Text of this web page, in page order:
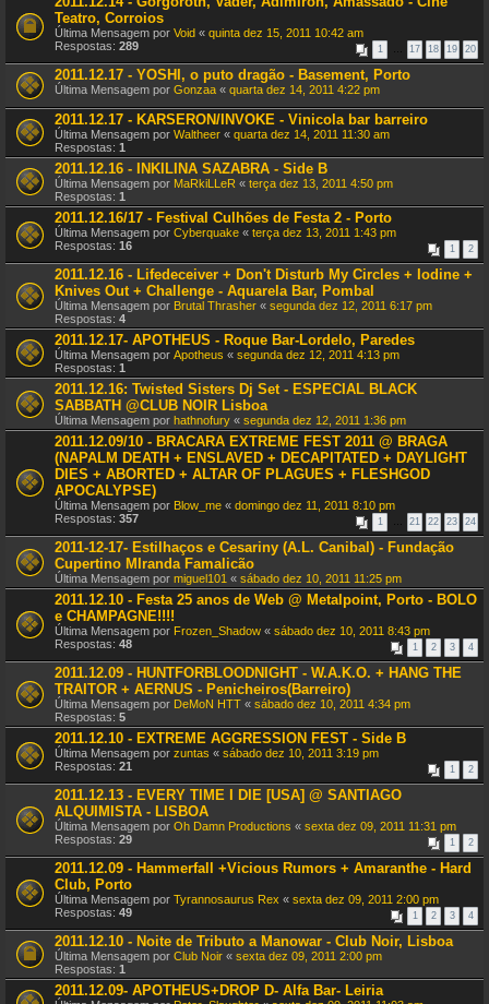
Teatro, Corroios
Última Mensagem por Void « quinta dez 15, 2011 10:42 am
Respostas: 289 1 … 17 18 19 20
2011.12.17 - YOSHI, o puto dragão - Basement, Porto
Última Mensagem por Gonzaa « quarta dez 14, 2011 4:22 pm
2011.12.17 - KARSERON/INVOKE - Vinicola bar barreiro
Última Mensagem por Waltheer « quarta dez 14, 2011 11:30 am
Respostas: 1
2011.12.16 - INKILINA SAZABRA - Side B
Última Mensagem por MaRkiLLeR « terça dez 13, 2011 4:50 pm
Respostas: 1
2011.12.16/17 - Festival Culhões de Festa 2 - Porto
Última Mensagem por Cyberquake « terça dez 13, 2011 1:43 pm
Respostas: 16 1 2
2011.12.16 - Lifedeceiver + Don't Disturb My Circles + Iodine +
Knives Out + Challenge - Aquarela Bar, Pombal
Última Mensagem por Brutal Thrasher « segunda dez 12, 2011 6:17 pm
Respostas: 4
2011.12.17- APOTHEUS - Roque Bar-Lordelo, Paredes
Última Mensagem por Apotheus « segunda dez 12, 2011 4:13 pm
Respostas: 1
2011.12.16: Twisted Sisters Dj Set - ESPECIAL BLACK
SABBATH @CLUB NOIR Lisboa
Última Mensagem por hathnofury « segunda dez 12, 2011 1:36 pm
2011.12.09/10 - BRACARA EXTREME FEST 2011 @ BRAGA
(NAPALM DEATH + ENSLAVED + DECAPITATED + DAYLIGHT
DIES + ABORTED + ALTAR OF PLAGUES + FLESHGOD
APOCALYPSE)
Última Mensagem por Blow_me « domingo dez 11, 2011 8:10 pm
Respostas: 357 1 … 21 22 23 24
2011-12-17- Estilhaços e Cesariny (A.L. Canibal) - Fundação
Cupertino MIranda Famalicão
Última Mensagem por miguel101 « sábado dez 10, 2011 11:25 pm
2011.12.10 - Festa 25 anos de Web @ Metalpoint, Porto - BOLO
e CHAMPAGNE!!!!
Última Mensagem por Frozen_Shadow « sábado dez 10, 2011 8:43 pm
Respostas: 48 1 2 3 4
2011.12.09 - HUNTFORBLOODNIGHT - W.A.K.O. + HANG THE
TRAITOR + AERNUS - Penicheiros(Barreiro)
Última Mensagem por DeMoN HTT « sábado dez 10, 2011 4:34 pm
Respostas: 5
2011.12.10 - EXTREME AGGRESSION FEST - Side B
Última Mensagem por zuntas « sábado dez 10, 2011 3:19 pm
Respostas: 21 1 2
2011.12.13 - EVERY TIME I DIE [USA] @ SANTIAGO
ALQUIMISTA - LISBOA
Última Mensagem por Oh Damn Productions « sexta dez 09, 2011 11:31 pm
Respostas: 29 1 2
2011.12.09 - Hammerfall +Vicious Rumors + Amaranthe - Hard
Club, Porto
Última Mensagem por Tyrannosaurus Rex « sexta dez 09, 2011 2:00 pm
Respostas: 49 1 2 3 4
2011.12.10 - Noite de Tributo a Manowar - Club Noir, Lisboa
Última Mensagem por Club Noir « sexta dez 09, 2011 2:00 pm
Respostas: 1
2011.12.09- APOTHEUS+DROP D- Alfa Bar- Leiria